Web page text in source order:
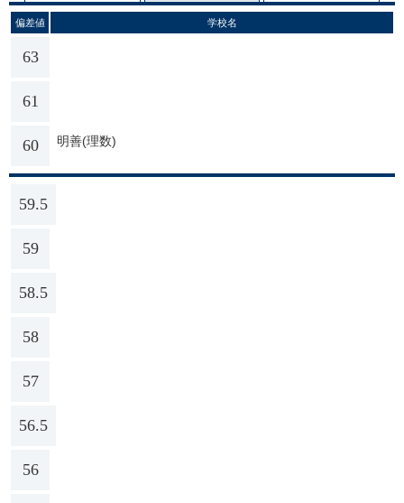
偏差値 学校名
63
61
60 明善(理数)
59.5
59
58.5
58
57
56.5
56